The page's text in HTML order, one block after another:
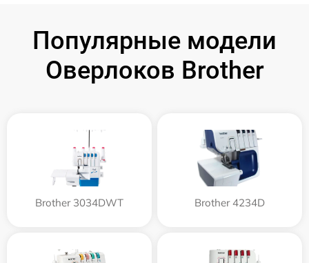
Популярные модели
Оверлоков Brother
Brother 3034DWT Brother 4234D